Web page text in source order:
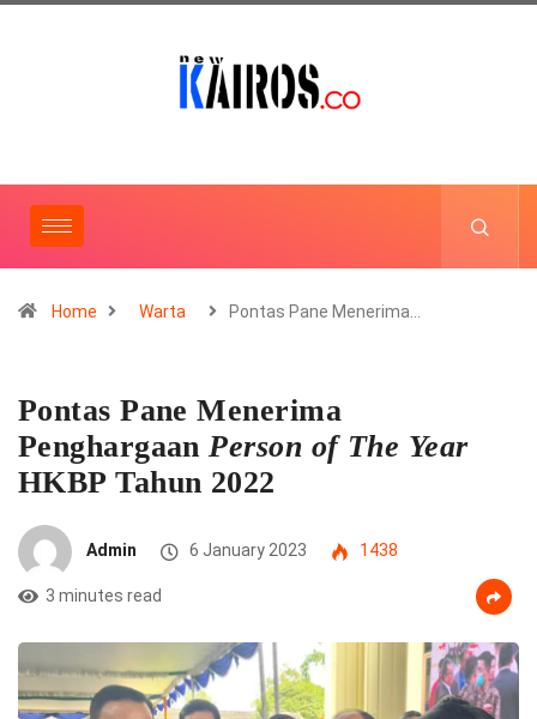
Home Warta Pontas Pane Menerima…
Pontas Pane Menerima
Penghargaan Person of The Year
HKBP Tahun 2022
Admin 6 January 2023 1438
3 minutes read